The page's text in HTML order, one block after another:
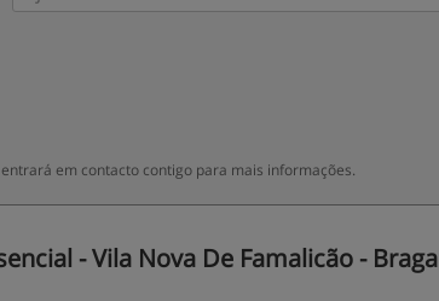
em contacto contigo para mais informações.
- Vila Nova De Famalicão - Braga